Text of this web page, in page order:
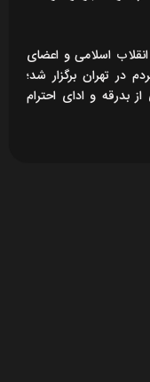
اسلامی و اعضای
در تهران برگزار شد؛
بدرقه و ادای احترام